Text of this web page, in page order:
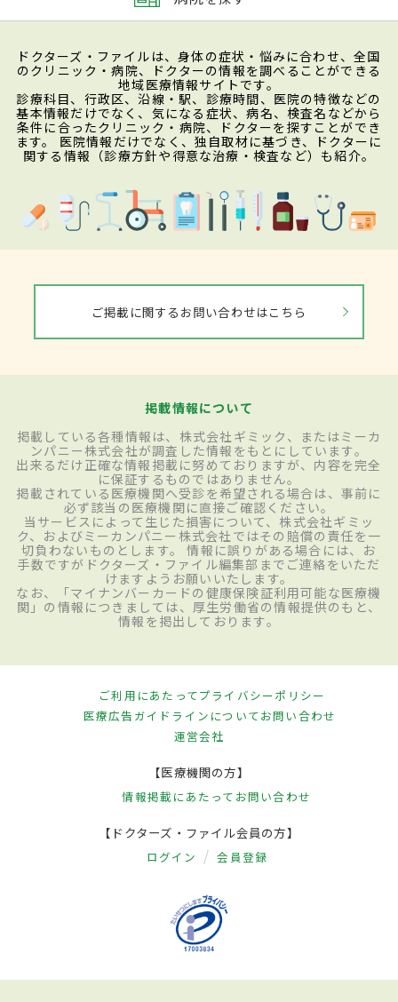
ドクターズ・ファイルは、身体の症状・悩みに合わせ、全国
のクリニック・病院、ドクターの情報を調べることができる
地域医療情報サイトです。
診療科目、行政区、沿線・駅、診療時間、医院の特徴などの
基本情報だけでなく、気になる症状、病名、検査名などから
条件に合ったクリニック・病院、ドクターを探すことができ
ます。 医院情報だけでなく、独自取材に基づき、ドクターに
関する情報（診療方針や得意な治療・検査など）も紹介。
ご掲載に関するお問い合わせはこちら
掲載情報について
掲載している各種情報は、株式会社ギミック、またはミーカ
ンパニー株式会社が調査した情報をもとにしています。
出来るだけ正確な情報掲載に努めておりますが、内容を完全
に保証するものではありません。
掲載されている医療機関へ受診を希望される場合は、事前に
必ず該当の医療機関に直接ご確認ください。
当サービスによって生じた損害について、株式会社ギミッ
ク、およびミーカンパニー株式会社ではその賠償の責任を一
切負わないものとします。 情報に誤りがある場合には、お
手数ですがドクターズ・ファイル編集部までご連絡をいただ
けますようお願いいたします。
なお、「マイナンバーカードの健康保険証利用可能な医療機
関」の情報につきましては、厚生労働省の情報提供のもと、
情報を掲出しております。
ご利用にあたってプライバシーポリシー
医療広告ガイドラインについてお問い合わせ
運営会社
【医療機関の方】
情報掲載にあたって お問い合わせ
【ドクターズ・ファイル会員の方】
ログイン 会員登録